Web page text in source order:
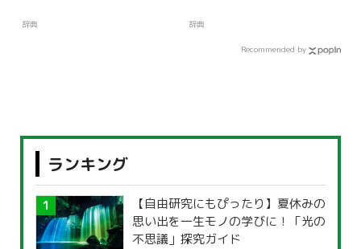
辞典 辞典
Recommended by
ランキング
【自由研究にもぴったり】夏休みの
思い出を一生モノの学びに！「光の
不思議」探究ガイド